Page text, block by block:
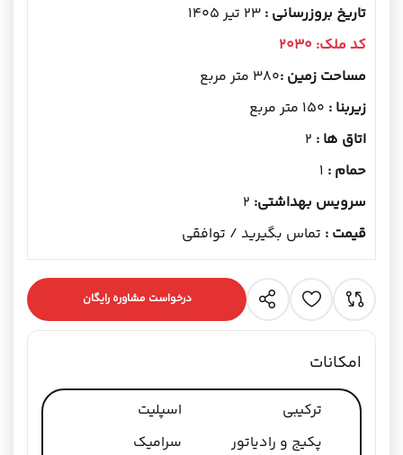
تاریخ بروزرسانی : 23 تیر 1405
کد ملک:
مساحت زمین :380 متر مربع
زیربنا : 150 متر مربع
اتاق ها : 2
حمام : 1
سرویس بهداشتی: 2
قیمت : تماس بگیرید / توافقی
درخواست مشاوره رایگان
امکانات
ترکیبی
اسپلیت
پکیج و رادیاتور
سرامیک